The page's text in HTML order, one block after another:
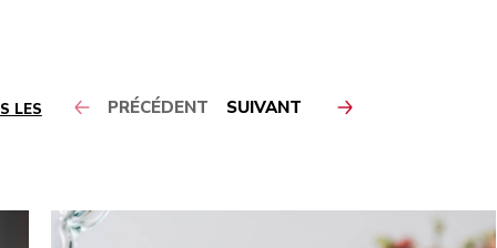
LES PRÉCÉDENT SUIVANT